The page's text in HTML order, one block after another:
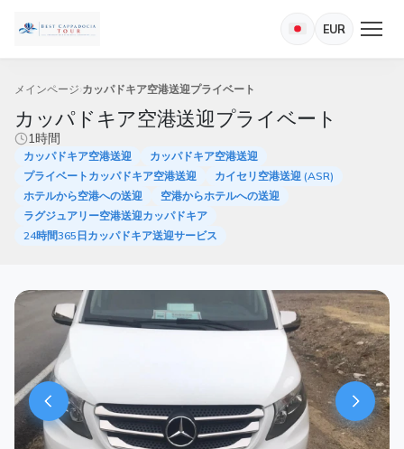
EUR
メインページ カッパドキア空港送迎プライベート
カッパドキア空港送迎プライベート
1時間
カッパドキア空港送迎
カッパドキア空港送迎
プライベートカッパドキア空港送迎
カイセリ空港送迎 (ASR)
ホテルから空港への送迎
空港からホテルへの送迎
ラグジュアリー空港送迎カッパドキア
24時間365日カッパドキア送迎サービス